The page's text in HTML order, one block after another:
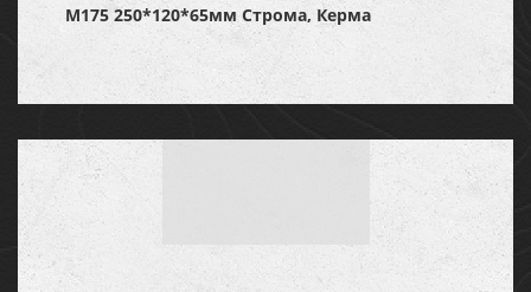
М175 250*120*65мм Строма, Керма